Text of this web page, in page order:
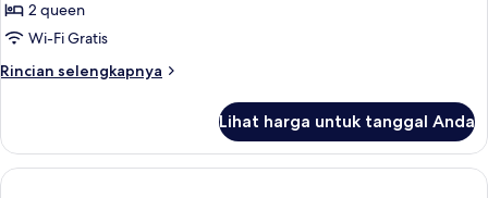
untuk
Queen
Suite
2 queen
Wi-Fi Gratis
Rincian selengkapnya
Rincian
Queen
Suite
Building
Lihat harga untuk tanggal Anda